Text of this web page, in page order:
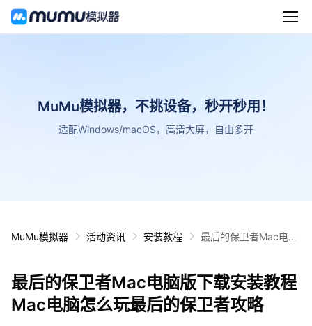
MuMu模拟器，不挑设备，秒开秒用！
适配Windows/macOS，高清大屏，自由多开
MuMu模拟器 活动资讯 安装教程
最后的保卫者Mac电脑
攻略
最后的保卫者Mac电脑版下载安装教程
Mac电脑怎么玩最后的保卫者攻略